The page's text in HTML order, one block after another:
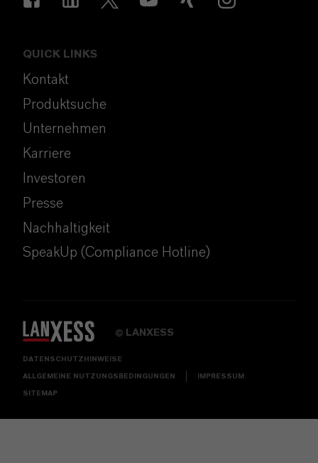
QUICK LINKS
Kontakt
Produktsuche
Unternehmen
Karriere
Investoren
Presse
Nachhaltigkeit
SpeakUp (Compliance Hotline)
© LANXESS
DATENSCHUTZHINWEISE
ALLGEMEINE NUTZUNGSBEDINGUNGEN IMPRESSUM
SITEMAP